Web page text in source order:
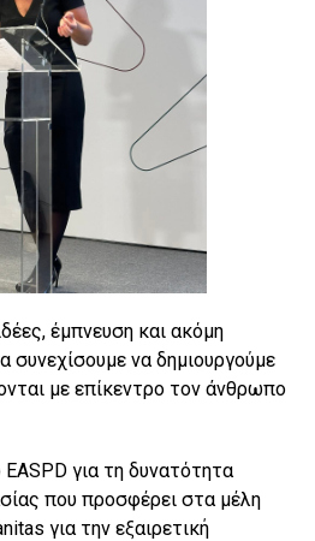
έμπνευση και ακόμη
συνεχίσουμε να δημιουργούμε
με επίκεντρο τον άνθρωπο
για τη δυνατότητα
που προσφέρει στα μέλη
για την εξαιρετική